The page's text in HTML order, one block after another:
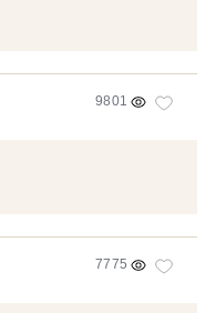
9801
7775